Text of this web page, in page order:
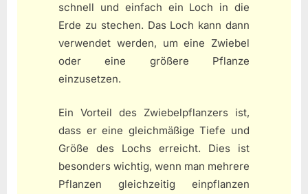
schnell und einfach ein Loch in die
Erde zu stechen. Das Loch kann dann
verwendet werden, um eine Zwiebel
oder eine größere Pflanze
einzusetzen.
Ein Vorteil des Zwiebelpflanzers ist,
dass er eine gleichmäßige Tiefe und
Größe des Lochs erreicht. Dies ist
besonders wichtig, wenn man mehrere
Pflanzen gleichzeitig einpflanzen